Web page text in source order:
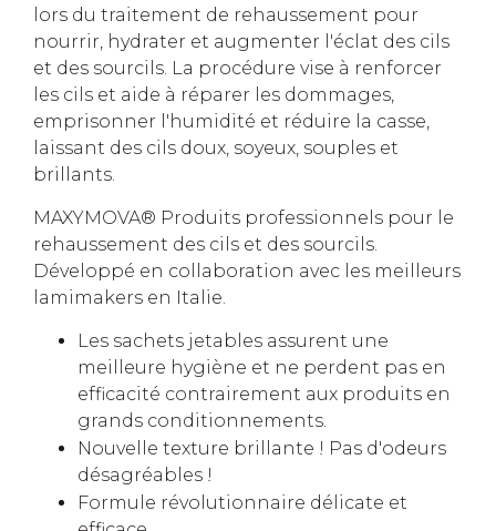
lors du traitement de rehaussement pour
nourrir, hydrater et augmenter l'éclat des cils
et des sourcils. La procédure vise à renforcer
les cils et aide à réparer les dommages,
emprisonner l'humidité et réduire la casse,
laissant des cils doux, soyeux, souples et
brillants.
MAXYMOVA®️ Produits professionnels pour le
rehaussement des cils et des sourcils.
Développé en collaboration avec les meilleurs
lamimakers en Italie.
Les sachets jetables assurent une
meilleure hygiène et ne perdent pas en
efficacité contrairement aux produits en
grands conditionnements.
Nouvelle texture brillante ! Pas d'odeurs
désagréables !
Formule révolutionnaire délicate et